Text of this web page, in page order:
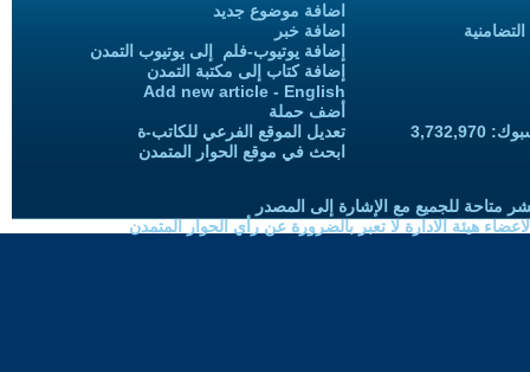
اضافة موضوع جديد
اضافة خبر
إضافة يوتيوب-فلم إلى يوتيوب التمدن
إضافة كتاب إلى مكتبة التمدن
Add new article - English
أضف حملة
تعديل الموقع الفرعي للكاتب-ة
ابحث في موقع الحوار المتمدن
متاحة للجميع مع الإشارة إلى المصدر
هيئة الادارة لا تعبر بالضرورة عن رأي الحوار المتمدن